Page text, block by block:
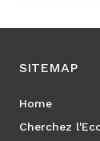
SITEMAP
Home
Cherchez